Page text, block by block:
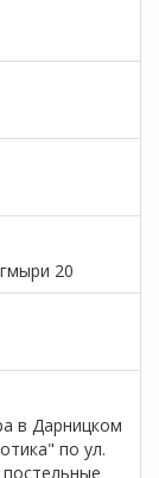
20
в Дарницком
по ул.